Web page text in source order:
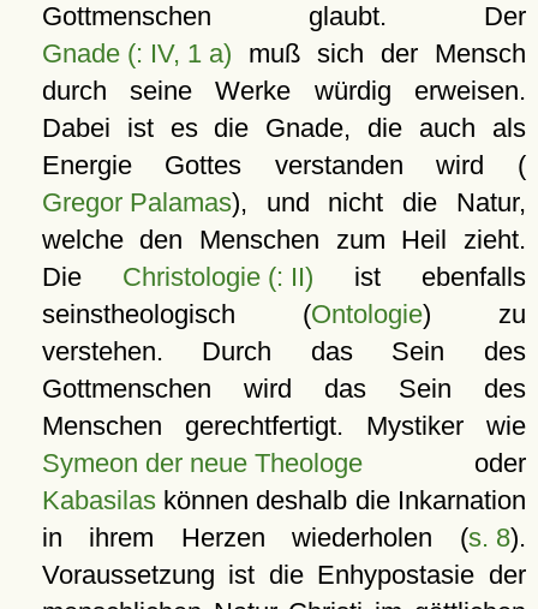
Gottmenschen glaubt. Der
Gnade (: IV, 1 a) muß sich der Mensch
durch seine Werke würdig erweisen.
Dabei ist es die Gnade, die auch als
Energie Gottes verstanden wird (
Gregor Palamas), und nicht die Natur,
welche den Menschen zum Heil zieht.
Die Christologie (: II) ist ebenfalls
seinstheologisch (Ontologie) zu
verstehen. Durch das Sein des
Gottmenschen wird das Sein des
Menschen gerechtfertigt. Mystiker wie
Symeon der neue Theologeoder
Kabasilaskönnen deshalb die Inkarnation
in ihrem Herzen wiederholen (s. 8).
Voraussetzung ist die Enhypostasie der